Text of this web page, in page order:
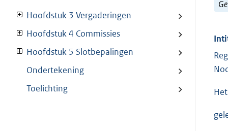
Hoofdstuk 3 Vergaderingen
Hoofdstuk 4 Commissies
Hoofdstuk 5 Slotbepalingen
Ondertekening
Toelichting